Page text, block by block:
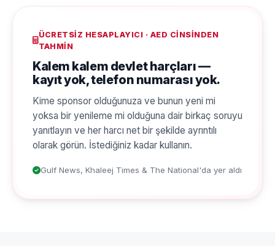
ÜCRETSIZ HESAPLAYICI · AED CINSINDEN
TAHMIN
Kalem kalem devlet harçları —
kayıt yok, telefon numarası yok.
Kime sponsor olduğunuza ve bunun yeni mi
yoksa bir yenileme mi olduğuna dair birkaç soruyu
yanıtlayın ve her harcı net bir şekilde ayrıntılı
olarak görün. İstediğiniz kadar kullanın.
Gulf News, Khaleej Times & The National'da yer aldı